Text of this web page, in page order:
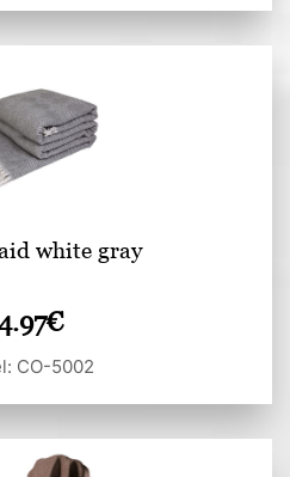
white gray
€
CO-5002